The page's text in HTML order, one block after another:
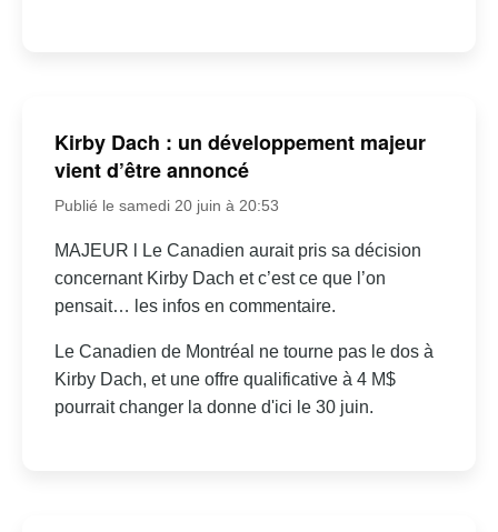
Kirby Dach : un développement majeur
vient d’être annoncé
Publié le samedi 20 juin à 20:53
MAJEUR l Le Canadien aurait pris sa décision
concernant Kirby Dach et c’est ce que l’on
pensait… les infos en commentaire.
Le Canadien de Montréal ne tourne pas le dos à
Kirby Dach, et une offre qualificative à 4 M$
pourrait changer la donne d'ici le 30 juin.